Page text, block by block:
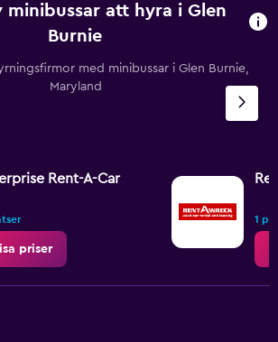
minibussar att hyra i Glen
Burnie
med minibussar i Glen Burnie,
Maryland
Rent-A-Car
priser
1